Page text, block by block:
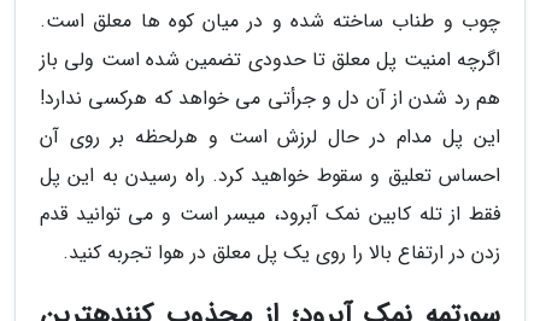
چوب و طناب ساخته شده و در میان کوه ها معلق است.
اگرچه امنیت پل معلق تا حدودی تضمین شده است ولی باز
هم رد شدن از آن دل و جرأتی می خواهد که هرکسی ندارد!
این پل مدام در حال لرزش است و هرلحظه بر روی آن
احساس تعلیق و سقوط خواهید کرد. راه رسیدن به این پل
فقط از تله کابین نمک آبرود، میسر است و می توانید قدم
زدن در ارتفاع بالا را روی یک پل معلق در هوا تجربه کنید.